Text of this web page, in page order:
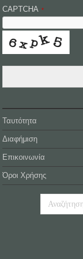
CAPTCHA *
Ταυτότητα
Διαφήμιση
Επικοινωνία
Όροι Χρήσης